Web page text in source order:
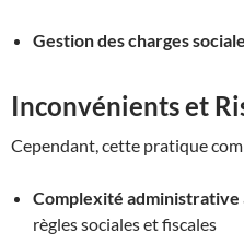
Gestion des charges
Inconvénients et
Cependant, cette pratique
Complexité administrative
règles sociales et fiscales